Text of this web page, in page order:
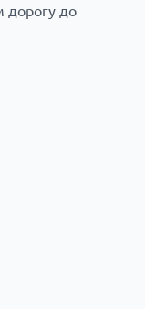
дорогу до